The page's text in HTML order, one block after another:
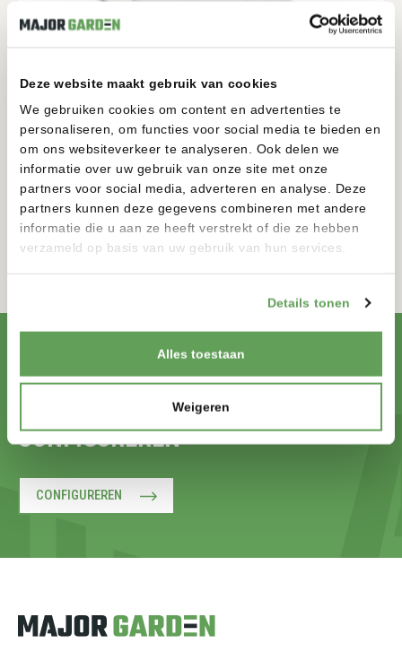
Deze website maakt gebruik van cookies
We gebruiken cookies om content en advertenties te
personaliseren, om functies voor social media te bieden en
om ons websiteverkeer te analyseren. Ook delen we
informatie over uw gebruik van onze site met onze
partners voor social media, adverteren en analyse. Deze
partners kunnen deze gegevens combineren met andere
informatie die u aan ze heeft verstrekt of die ze hebben
verzameld op basis van uw gebruik van hun services.
Details tonen
Alles toestaan
Weigeren
GEOTEXTIEL
ACCESSOIRES
1-1MM 2100-4000MM
BEKIJKEN
KLAAR OM JE DROOMTUIN TE
REALISEREN? START MET
CONFIGUREREN
CONFIGUREREN